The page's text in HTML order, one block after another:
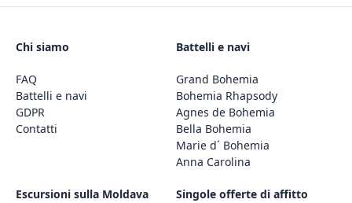
Chi siamo
FAQ
Battelli e navi
GDPR
Contatti
Battelli e navi
Grand Bohemia
Bohemia Rhapsody
Agnes de Bohemia
Bella Bohemia
Marie d´ Bohemia
Anna Carolina
Escursioni sulla Moldava Singole offerte di affitto